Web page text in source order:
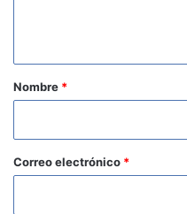
r
o
*
Nombre *
Correo electrónico *